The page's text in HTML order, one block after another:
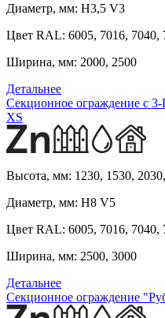
Диаметр, мм: H3,5 V3
Цвет RAL: 6005, 7016, 7040,
Ширина, мм: 2000, 2500
Детальнее
Секционное ограждение с
XS
Высота, мм: 1230, 1530,
Диаметр, мм: H8 V5
Цвет RAL: 6005, 7016, 7040,
Ширина, мм: 2500, 3000
Детальнее
Секционное ограждение